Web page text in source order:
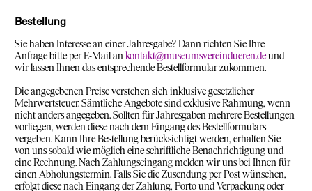
Bestellung
Sie haben Interesse an einer Jahresgabe? Dann richten Sie Ihre
Anfrage bitte per E-Mail an kontakt@museumsvereindueren.de und
wir lassen Ihnen das entsprechende Bestellformular zukommen.
Die angegebenen Preise verstehen sich inklusive gesetzlicher
Mehrwertsteuer. Sämtliche Angebote sind exklusive Rahmung, wenn
nicht anders angegeben. Sollten für Jahresgaben mehrere Bestellungen
vorliegen, werden diese nach dem Eingang des Bestellformulars
vergeben. Kann Ihre Bestellung berücksichtigt werden, erhalten Sie
von uns sobald wie möglich eine schriftliche Benachrichtigung und
eine Rechnung. Nach Zahlungseingang melden wir uns bei Ihnen für
einen Abholungstermin. Falls Sie die Zusendung per Post wünschen,
erfolgt diese nach Eingang der Zahlung, Porto und Verpackung oder